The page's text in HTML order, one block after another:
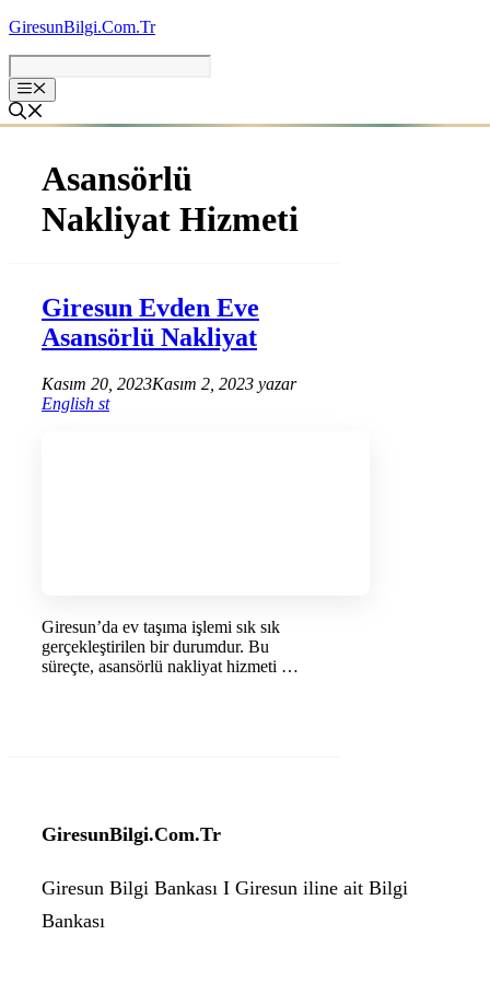
İçeriğe
GiresunBilgi.Com.Tr
Asansörlü
Nakliyat Hizmeti
Giresun Evden Eve
Asansörlü Nakliyat
Kasım 20, 2023Kasım 2, 2023 yazar
English st
Giresun’da ev taşıma işlemi sık sık
gerçekleştirilen bir durumdur. Bu
süreçte, asansörlü nakliyat hizmeti …
GiresunBilgi.Com.Tr
Giresun Bilgi Bankası I Giresun iline ait Bilgi
Bankası